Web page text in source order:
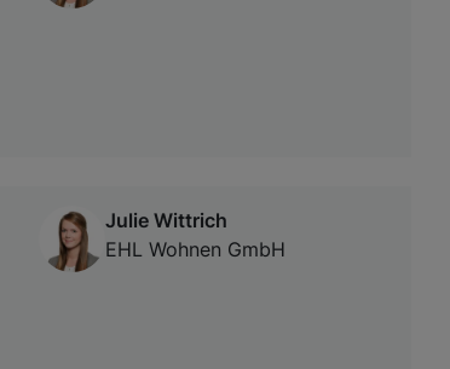
Julie Wittrich
EHL Wohnen GmbH